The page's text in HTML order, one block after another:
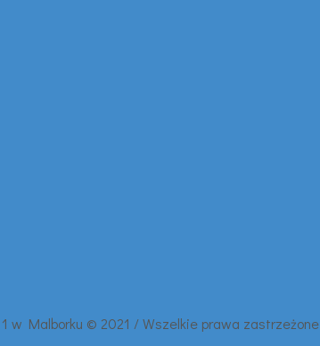
1 w Malborku © 2021 / Wszelkie prawa zastrzeżone